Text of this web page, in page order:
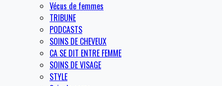
Vécus de femmes
TRIBUNE
PODCASTS
SOINS DE CHEVEUX
CA SE DIT ENTRE FEMME
SOINS DE VISAGE
STYLE